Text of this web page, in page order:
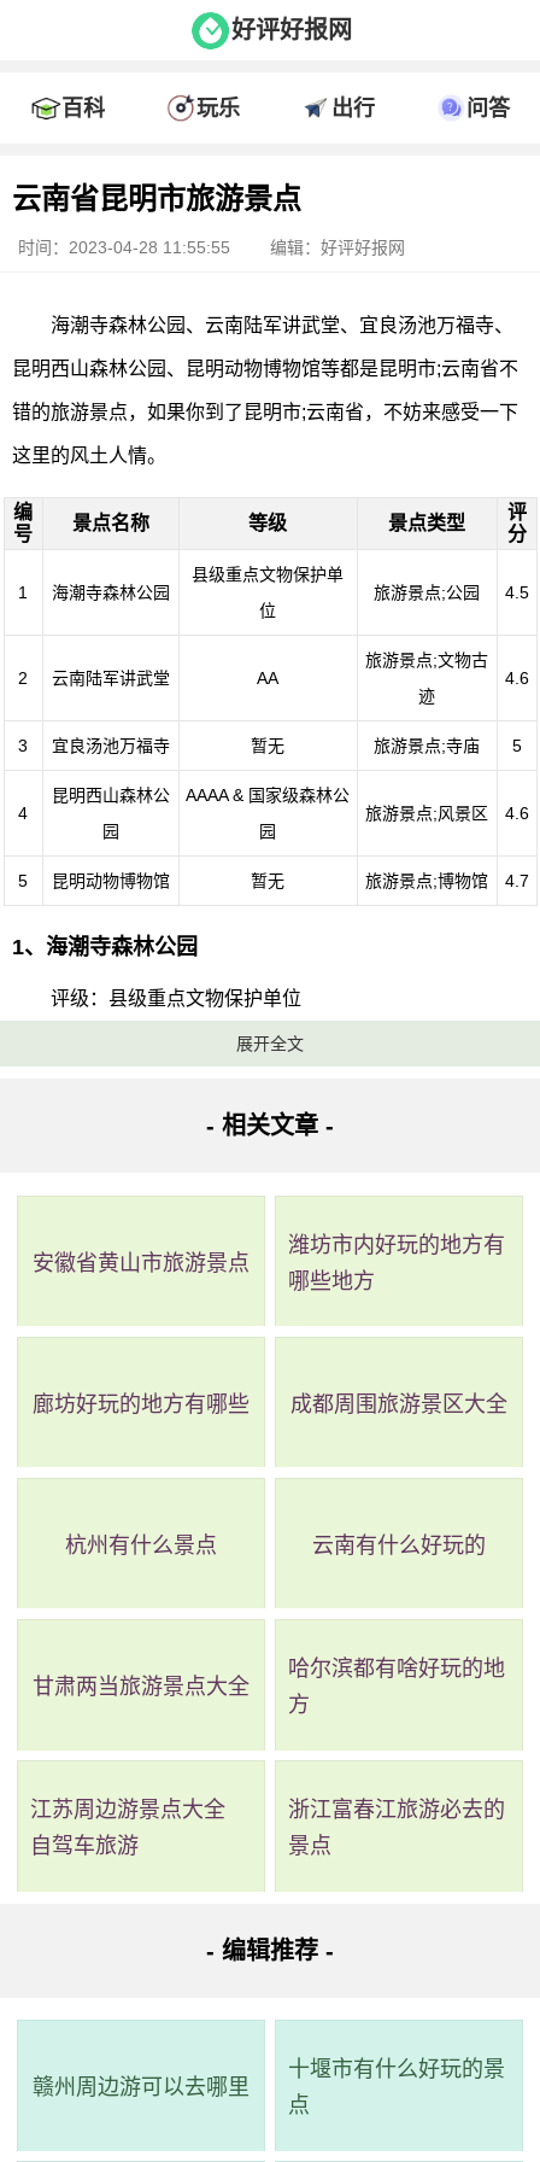
好评好报网
百科 玩乐 出行 问答
云南省昆明市旅游景点
时间：2023-04-28 11:55:55 编辑：好评好报网
海潮寺森林公园、云南陆军讲武堂、宜良汤池万福寺、
昆明西山森林公园、昆明动物博物馆等都是昆明市;云南省不
错的旅游景点，如果你到了昆明市;云南省，不妨来感受一下
这里的风土人情。
编
号
景点名称 等级 景点类型
评
分
1 海潮寺森林公园
县级重点文物保护单
位
旅游景点;公园 4.5
2 云南陆军讲武堂 AA
旅游景点;文物古
迹
4.6
3 宜良汤池万福寺 暂无 旅游景点;寺庙 5
4
昆明西山森林公
园
AAAA & 国家级森林公
园
旅游景点;风景区 4.6
5 昆明动物博物馆 暂无 旅游景点;博物馆 4.7
1、海潮寺森林公园
评级：县级重点文物保护单位
海潮寺森林公园它位于四营乡大山哨村后大鼎山，这里
田园风光，景色迷人。在山北麓还有一座溶洞，名为水晶
宫，面积约5700平方米，钟乳石千姿百态、晶莹闪烁，令人
叹为观止。同时，这里也是古代海寺所在地，始建于明代，
然资源和历史文化影响，用9年时间开发建设森林公园，规划
游、休闲、生态环保等多种功能于一体的综合性景区，让游
展开全文
- 相关文章 -
安徽省黄山市旅游景点
潍坊市内好玩的地方有
哪些地方
廊坊好玩的地方有哪些 成都周围旅游景区大全
杭州有什么景点 云南有什么好玩的
甘肃两当旅游景点大全
哈尔滨都有啥好玩的地
方
江苏周边游景点大全
自驾车旅游
浙江富春江旅游必去的
景点
- 编辑推荐 -
赣州周边游可以去哪里
十堰市有什么好玩的景
点